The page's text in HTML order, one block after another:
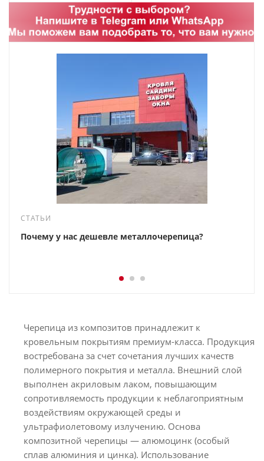
СТАТЬИ
Почему у нас дешевле металлочерепица?
Черепица из композитов принадлежит к
кровельным покрытиям премиум-класса. Продукция
востребована за счет сочетания лучших качеств
полимерного покрытия и металла. Внешний слой
выполнен акриловым лаком, повышающим
сопротивляемость продукции к неблагоприятным
воздействиям окружающей среды и
ультрафиолетовому излучению. Основа
композитной черепицы — алюмоцинк (особый
сплав алюминия и цинка). Использование